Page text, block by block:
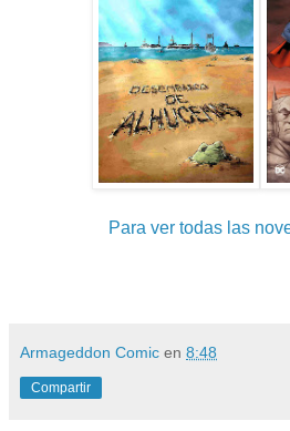
Para ver todas las
Armageddon Comic en 8:48
Compartir